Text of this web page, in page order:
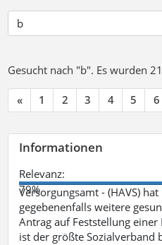
Gesucht nach "b". Es wurden
« 1 2 3 4 5 6
Informationen
Relevanz:
79%
Versorgungsamt - (HAVS)
gegebenenfalls weitere
Antrag auf Feststellung
ist der größte